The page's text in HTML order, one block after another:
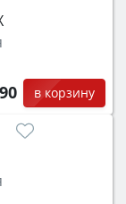
в корзину